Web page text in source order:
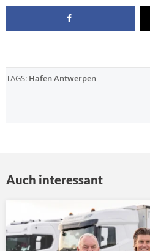
TAGS: Hafen Antwerpen
Auch interessant